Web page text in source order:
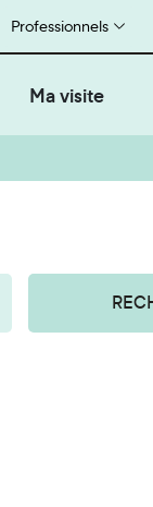
Professionnels
Ma visite